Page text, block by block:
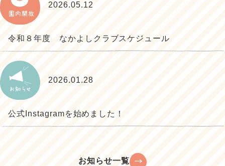
2026.05.12
令和８年度 なかよしクラブスケジュール
2026.01.28
公式Instagramを始めました！
お知らせ一覧